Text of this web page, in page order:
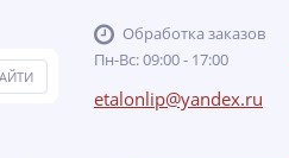
Обработка заказов
Пн-Вс: 09:00 - 17:00
etalonlip@yandex.ru